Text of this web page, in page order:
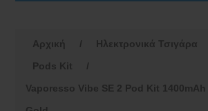
Αρχική / Ηλεκτρονικά Τσιγάρα
Pods Kit
/
Vaporesso Vibe SE 2 Pod Kit